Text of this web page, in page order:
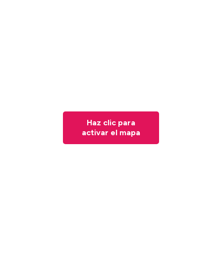
Haz clic para
activar el mapa